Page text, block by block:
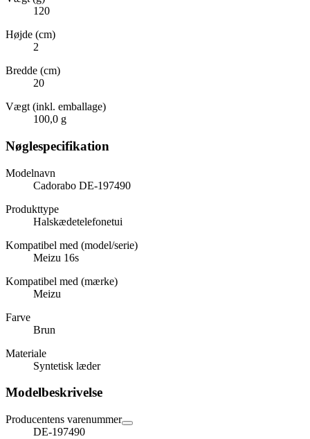
120
Højde (cm)
2
Bredde (cm)
20
Vægt (inkl. emballage)
100,0 g
Nøglespecifikation
Modelnavn
Cadorabo DE-197490
Produkttype
Halskædetelefonetui
Kompatibel med (model/serie)
Meizu 16s
Kompatibel med (mærke)
Meizu
Farve
Brun
Materiale
Syntetisk læder
Modelbeskrivelse
Producentens varenummer
DE-197490